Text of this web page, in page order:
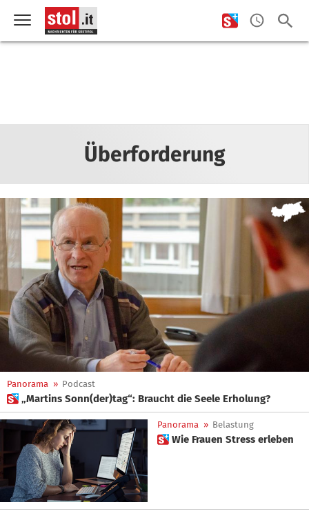
Überforderung
Panorama » Podcast
 „Martins Sonn(der)tag“: Braucht die Seele Erholung?
Panorama » Belastung
 Wie Frauen Stress erleben